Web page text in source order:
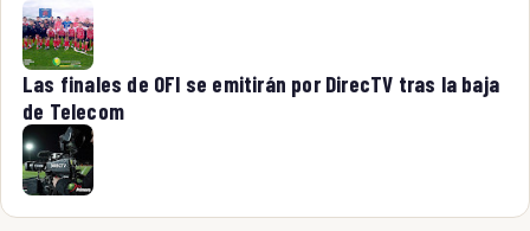
Las finales de OFI se emitirán por DirecTV tras la baja
de Telecom